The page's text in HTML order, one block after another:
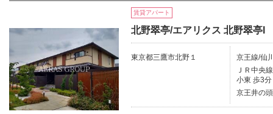
賃貸アパート
北野翠亭/エアリクス 北野翠亭I
東京都三鷹市北野１
京王線/仙
ＪＲ中央
小東 歩3分
京王井の